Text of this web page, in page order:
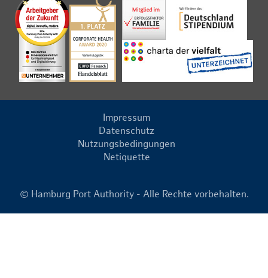
Impressum
Datenschutz
Nutzungsbedingungen
Netiquette
© Hamburg Port Authority - Alle Rechte vorbehalten.